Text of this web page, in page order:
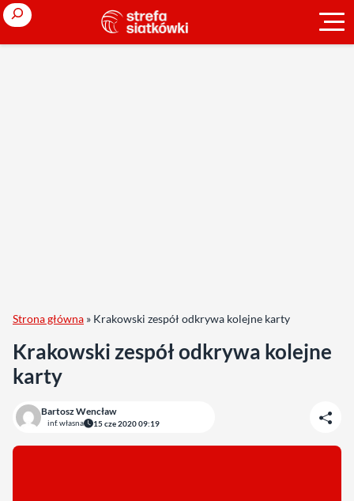
Search
Strona główna » Krakowski zespół odkrywa kolejne karty
Krakowski zespół odkrywa kolejne
karty
Bartosz Wencław
inf. własna 15 cze 2020 09:19